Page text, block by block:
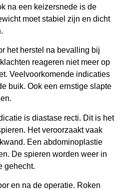
na een keizersnede is de
moet stabiel zijn en dicht
het herstel na bevalling bij
reageren niet meer op
Veelvoorkomende indicaties
buik. Ook een ernstige slapte
is diastase recti. Dit is het
Het veroorzaakt vaak
Een abdominoplastie
De spieren worden weer in
gehecht.
en na de operatie. Roken